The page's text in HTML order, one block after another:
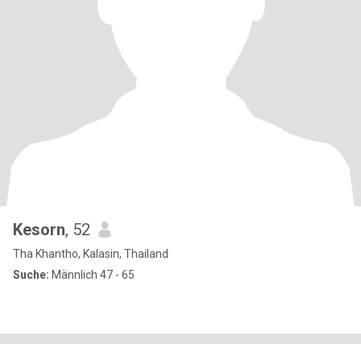
Kesorn, 52
Tha Khantho, Kalasin, Thailand
Suche: Männlich 47 - 65